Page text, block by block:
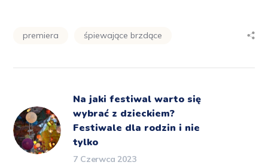
premiera śpiewające brzdące
Na jaki festiwal warto się
wybrać z dzieckiem?
Festiwale dla rodzin i nie
tylko
7 Czerwca 2023